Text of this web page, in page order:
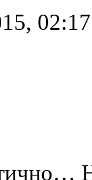
02:17